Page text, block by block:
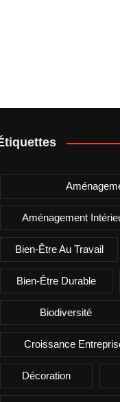
Aménagement
Bien-Être Au Travail
Bien-Être Durable
Biodiversité
Croissance
Décoration